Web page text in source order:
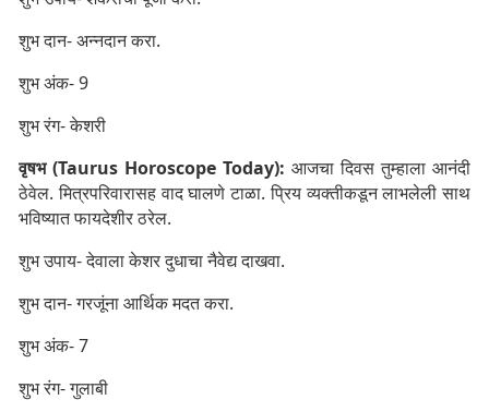
शुभ दान- अन्नदान करा.
शुभ अंक- 9
शुभ रंग- केशरी
वृषभ (Taurus Horoscope Today): आजचा दिवस तुम्हाला आनंदी
ठेवेल. मित्रपरिवारासह वाद घालणे टाळा. प्रिय व्यक्तीकडून लाभलेली साथ
भविष्यात फायदेशीर ठरेल.
शुभ उपाय- देवाला केशर दुधाचा नैवेद्य दाखवा.
शुभ दान- गरजूंना आर्थिक मदत करा.
शुभ अंक- 7
शुभ रंग- गुलाबी